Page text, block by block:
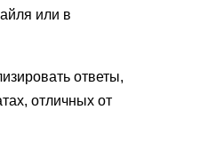
или в
ответы,
отличных от